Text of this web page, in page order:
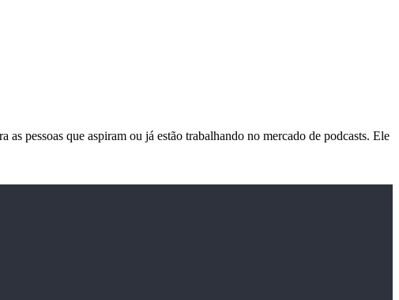
pessoas que aspiram ou já estão trabalhando no mercado de podcasts. Ele